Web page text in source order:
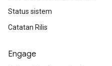
Status sistem
Catatan Rilis
Engage